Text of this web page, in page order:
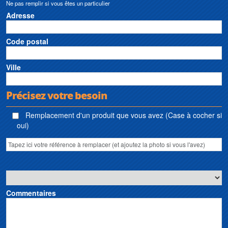
Ne pas remplir si vous êtes un particulier
Adresse
Code postal
Ville
Précisez votre besoin
Remplacement d'un produit que vous avez (Case à cocher si
oui)
Commentaires